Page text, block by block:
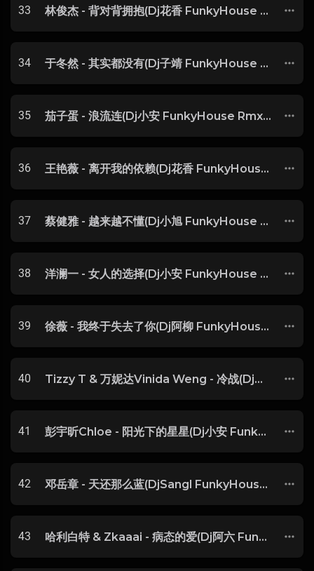
33 林俊杰 - 背对背拥抱(Dj花香 FunkyHouse Rmx 2025) -
34 于冬然 - 其实都没有(Dj子靖 FunkyHouse Rmx 2025) -
35 茄子蛋 - 浪流连(Dj小安 FunkyHouse Rmx 2025 闽南语) -
36 王艳薇 - 离开我的依赖(Dj花香 FunkyHouse Rmx 2025) -
37 蔡健雅 - 越来越不懂(Dj小旭 FunkyHouse Rmx 2025) -
38 洋澜一 - 女人的选择(Dj小安 FunkyHouse Rmx 2025)
39 徐薇 - 我终于失去了你(Dj阿柳 FunkyHouse Rmx 2025) -
40 Tizzy T & 万妮达Vinida Weng - 冷战(Dj阿鱼 FunkyHouse Rmx 2025)
41 彭宇昕Chloe - 阳光下的星星(Dj小安 FunkyHouse Rmx 2025) -
42 邓岳章 - 天还那么蓝(DjSangl FunkyHouse Rmx 2025) -
43 哈利白特 & Zkaaai - 病态的爱(Dj阿六 FunkyHouse Rmx 2025)